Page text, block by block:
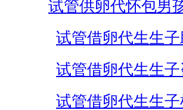
试管供卵代怀包男
试管借卵代生生
试管借卵代生生子
试管借卵代生生子